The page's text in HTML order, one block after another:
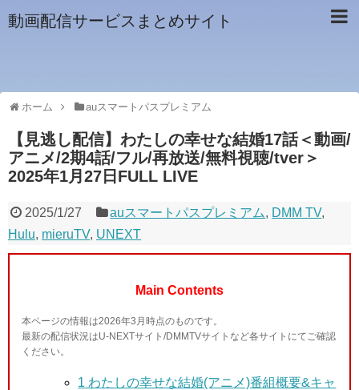
動画配信サービスまとめサイト
ホーム auスマートパスプレミアム
【見逃し配信】わたしの幸せな結婚17話＜動画/
アニメ/2期4話/フル/再放送/無料視聴/tver＞
2025年1月27日FULL LIVE
2025/1/27 auスマートパスプレミアム, DMM TV,
Hulu, mieruTV, UNEXT
Main Contents
本ページの情報は2026年3月時点のものです。
最新の配信状況はU-NEXTサイト/DMMTVサイトなど各サイトにてご確認
ください。
1 わたしの幸せな結婚(アニメ)番組概要&キャ